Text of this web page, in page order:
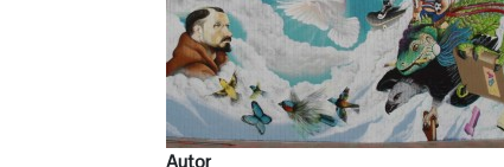
navegación
Autor